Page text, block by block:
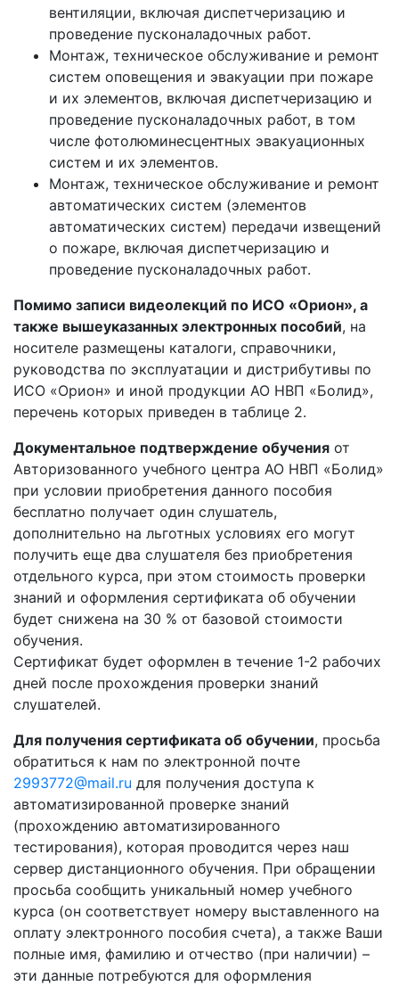
вентиляции, включая диспетчеризацию и
проведение пусконаладочных работ.
Монтаж, техническое обслуживание и ремонт
систем оповещения и эвакуации при пожаре
и их элементов, включая диспетчеризацию и
проведение пусконаладочных работ, в том
числе фотолюминесцентных эвакуационных
систем и их элементов.
Монтаж, техническое обслуживание и ремонт
автоматических систем (элементов
автоматических систем) передачи извещений
о пожаре, включая диспетчеризацию и
проведение пусконаладочных работ.
Помимо записи видеолекций по ИСО «Орион», а
также вышеуказанных электронных пособий, на
носителе размещены каталоги, справочники,
руководства по эксплуатации и дистрибутивы по
ИСО «Орион» и иной продукции АО НВП «Болид»,
перечень которых приведен в таблице 2.
Документальное подтверждение обучения от
Авторизованного учебного центра АО НВП «Болид»
при условии приобретения данного пособия
бесплатно получает один слушатель,
дополнительно на льготных условиях его могут
получить еще два слушателя без приобретения
отдельного курса, при этом стоимость проверки
знаний и оформления сертификата об обучении
будет снижена на 30 % от базовой стоимости
обучения.
Сертификат будет оформлен в течение 1-2 рабочих
дней после прохождения проверки знаний
слушателей.
Для получения сертификата об обучении, просьба
обратиться к нам по электронной почте
2993772@mail.ru для получения доступа к
автоматизированной проверке знаний
(прохождению автоматизированного
тестирования), которая проводится через наш
сервер дистанционного обучения. При обращении
просьба сообщить уникальный номер учебного
курса (он соответствует номеру выставленного на
оплату электронного пособия счета), а также Ваши
полные имя, фамилию и отчество (при наличии) –
эти данные потребуются для оформления